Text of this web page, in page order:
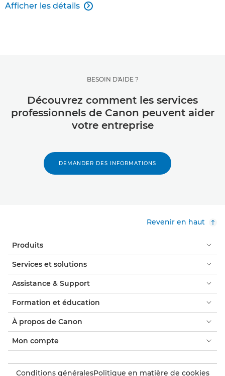
Afficher les détails 
BESOIN D'AIDE ?
Découvrez comment les services
professionnels de Canon peuvent aider
votre entreprise
DEMANDER DES INFORMATIONS
Revenir en haut
Produits
Services et solutions
Assistance & Support
Formation et éducation
À propos de Canon
Mon compte
Conditions généralesPolitique en matière de cookies